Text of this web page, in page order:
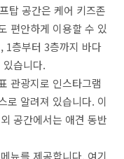
탑 공간은 케어 키즈존
편안하게 이용할 수 있
1층부터 3층까지 바다
습니다.
관광지로 인스타그램
로 알려져 있습니다. 이
공간에서는 애견 동반
뉴를 제공합니다. 여기